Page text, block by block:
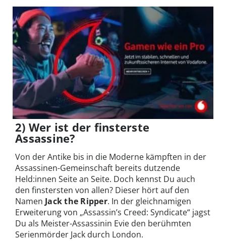
2) Wer ist der finsterste
Assassine?
Von der Antike bis in die Moderne kämpften in der
Assassinen-Gemeinschaft bereits dutzende
Held:innen Seite an Seite. Doch kennst Du auch
den finstersten von allen? Dieser hört auf den
Namen Jack the Ripper. In der gleichnamigen
Erweiterung von „Assassin’s Creed: Syndicate“ jagst
Du als Meister-Assassinin Evie den berühmten
Serienmörder Jack durch London.